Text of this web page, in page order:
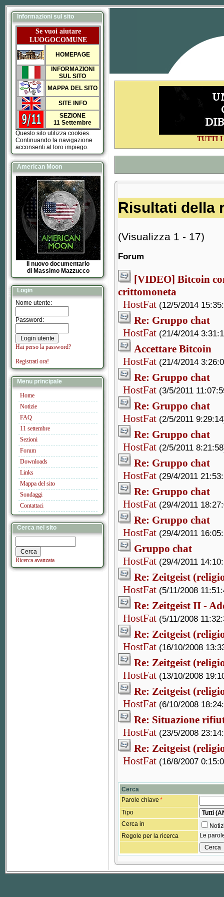
Informazioni sul sito
Se vuoi aiutare
LUOGOCOMUNE
HOMEPAGE
INFORMAZIONI
SUL SITO
MAPPA DEL SITO
SITE INFO
SEZIONE
11 Settembre
Questo sito utilizza cookies.
Continuando la navigazione
acconsenti al loro impiego.
American Moon
Il nuovo documentario
di Massimo Mazzucco
Login
Nome utente:
Password:
Hai perso la password?
Registrati ora!
Menu principale
Home
Notizie
FAQ
11 settembre
Sezioni
Forum
Downloads
Links
Mappa del sito
Sondaggi
Contattaci
Cerca nel sito
Ricerca avanzata
TUTTI I
Risultati della
(Visualizza 1 - 17)
Forum
[VIDEO] Bitcoin
crittomoneta
HostFat (12/5/2014
Re: Gruppo chat
HostFat (21/4/2014
Accettare Bitcoin
HostFat (21/4/2014
Re: Gruppo chat
HostFat (3/5/2011
Re: Gruppo chat
HostFat (2/5/2011
Re: Gruppo chat
HostFat (2/5/2011
Re: Gruppo chat
HostFat (29/4/2011
Re: Gruppo chat
HostFat (29/4/2011
Re: Gruppo chat
HostFat (29/4/2011
Gruppo chat
HostFat (29/4/2011
Re: Zeitgeist
HostFat (5/11/2008
Re: Zeitgeist II -
HostFat (5/11/2008
Re: Zeitgeist
HostFat (16/10/2008
Re: Zeitgeist
HostFat (13/10/2008
Re: Zeitgeist
HostFat (6/10/2008
Re: Situazione
HostFat (23/5/2008
Re: Zeitgeist
HostFat (16/8/2007
Cerca
Parole chiave *
Tipo
Cerca in
Regole per la ricerca
Le